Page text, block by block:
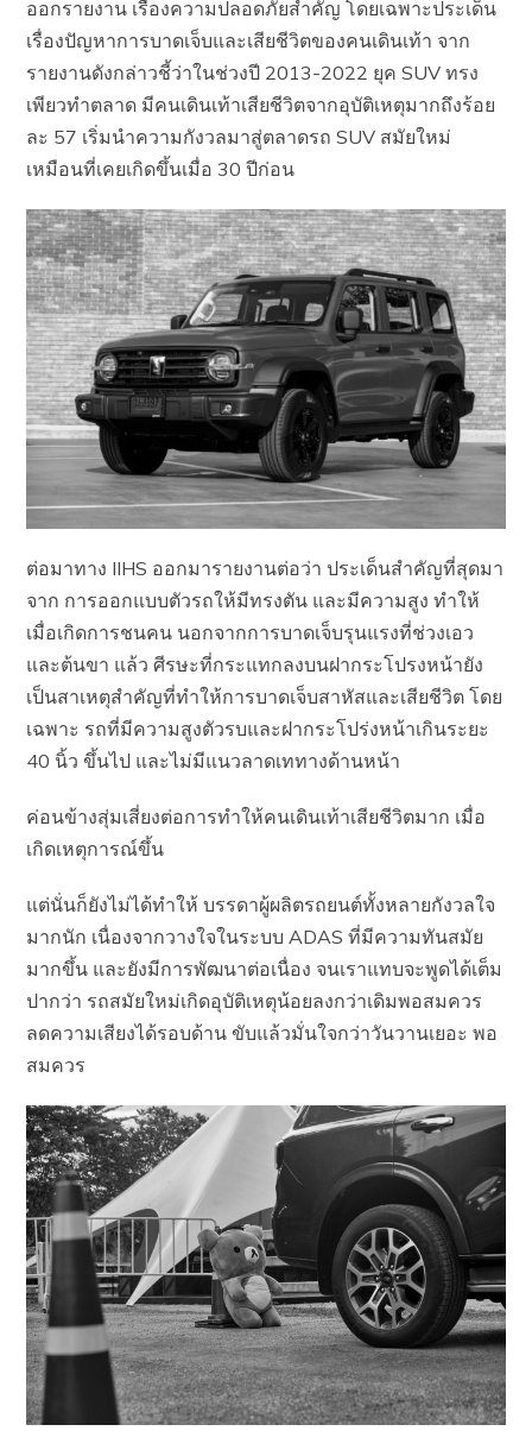
ออกรายงาน เรื่องความปลอดภัยสำคัญ โดยเฉพาะประเด็น
เรื่องปัญหาการบาดเจ็บและเสียชีวิตของคนเดินเท้า จาก
รายงานดังกล่าวชี้ว่าในช่วงปี 2013-2022 ยุค SUV ทรง
เพียวทำตลาด มีคนเดินเท้าเสียชีวิตจากอุบัติเหตุมากถึงร้อย
ละ 57 เริ่มนำความกังวลมาสู่ตลาดรถ SUV สมัยใหม่
เหมือนที่เคยเกิดขึ้นเมื่อ 30 ปีก่อน
ต่อมาทาง IIHS ออกมารายงานต่อว่า ประเด็นสำคัญที่สุดมา
จาก การออกแบบตัวรถให้มีทรงตัน และมีความสูง ทำให้
เมื่อเกิดการชนคน นอกจากการบาดเจ็บรุนแรงที่ช่วงเอว
และต้นขา แล้ว ศีรษะที่กระแทกลงบนฝากระโปรงหน้ายัง
เป็นสาเหตุสำคัญที่ทำให้การบาดเจ็บสาหัสและเสียชีวิต โดย
เฉพาะ รถที่มีความสูงตัวรบและฝากระโปร่งหน้าเกินระยะ
40 นิ้ว ขึ้นไป และไม่มีแนวลาดเททางด้านหน้า
ค่อนข้างสุ่มเสี่ยงต่อการทำให้คนเดินเท้าเสียชีวิตมาก เมื่อ
เกิดเหตุการณ์ขึ้น
แต่นั่นก็ยังไม่ได้ทำให้ บรรดาผู้ผลิตรถยนต์ทั้งหลายกังวลใจ
มากนัก เนื่องจากวางใจในระบบ ADAS ที่มีความทันสมัย
มากขึ้น และยังมีการพัฒนาต่อเนื่อง จนเราแทบจะพูดได้เต็ม
ปากว่า รถสมัยใหม่เกิดอุบัติเหตุน้อยลงกว่าเดิมพอสมควร
ลดความเสียงได้รอบด้าน ขับแล้วมั่นใจกว่าวันวานเยอะ พอ
สมควร